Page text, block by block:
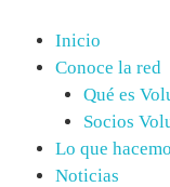
contenido
Inicio
Conoce la red
Qué es
Socios
Lo que
Noticias